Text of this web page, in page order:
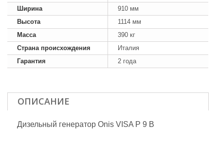
Ширина
910 мм
Высота
1114 мм
Масса
390 кг
Страна происхождения
Италия
Гарантия
2 года
ОПИСАНИЕ
Дизельный генератор Onis VISA P 9 B